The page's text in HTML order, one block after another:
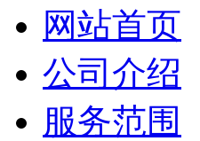
网站首页
公司介绍
服务范围